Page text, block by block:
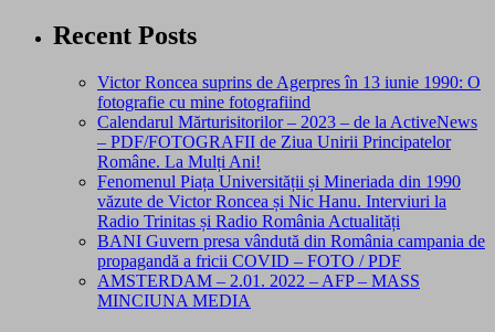
Recent Posts
Victor Roncea suprins de Agerpres în 13 iunie 1990: O
fotografie cu mine fotografiind
Calendarul Mărturisitorilor – 2023 – de la ActiveNews
– PDF/FOTOGRAFII de Ziua Unirii Principatelor
Române. La Mulți Ani!
Fenomenul Piața Universității și Mineriada din 1990
văzute de Victor Roncea și Nic Hanu. Interviuri la
Radio Trinitas și Radio România Actualități
BANI Guvern presa vândută din România campania de
propagandă a fricii COVID – FOTO / PDF
AMSTERDAM – 2.01. 2022 – AFP – MASS
MINCIUNA MEDIA